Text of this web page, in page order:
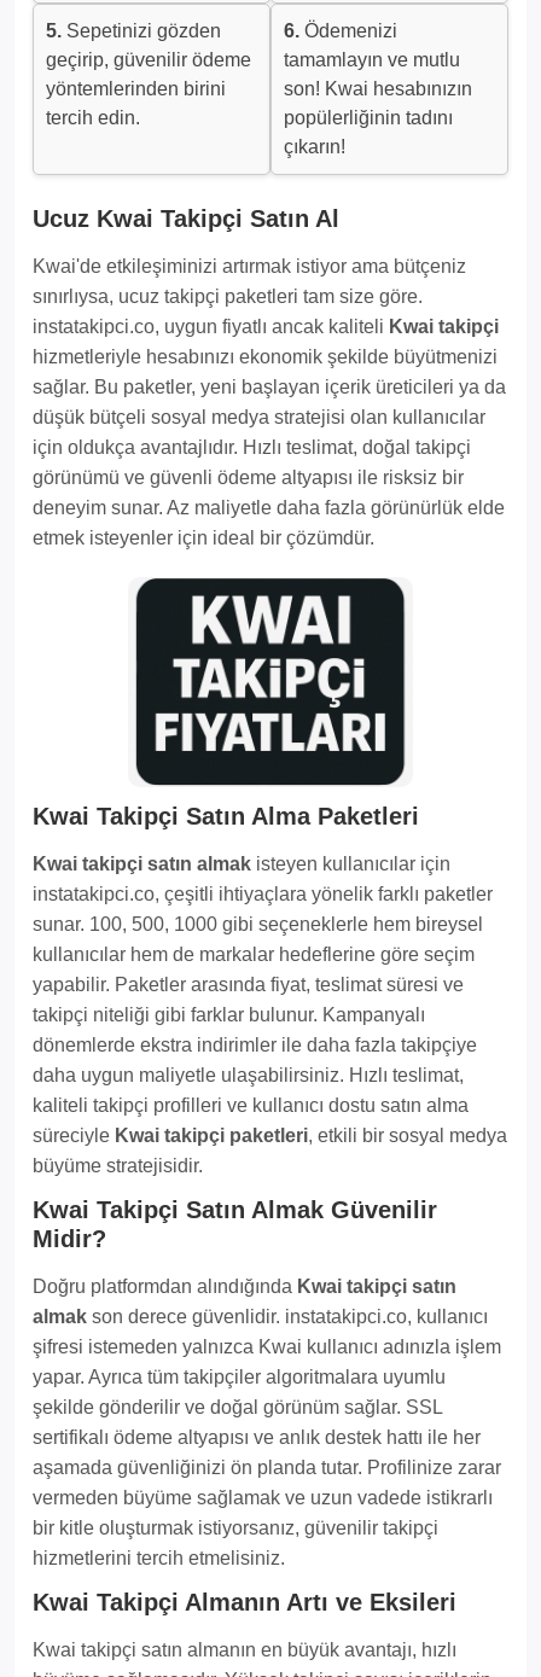
5. Sepetinizi gözden
geçirip, güvenilir ödeme
yöntemlerinden birini
tercih edin.
6. Ödemenizi
tamamlayın ve mutlu
son! Kwai hesabınızın
popülerliğinin tadını
çıkarın!
Ucuz Kwai Takipçi Satın Al
Kwai'de etkileşiminizi artırmak istiyor ama bütçeniz
sınırlıysa, ucuz takipçi paketleri tam size göre.
instatakipci.co, uygun fiyatlı ancak kaliteli Kwai takipçi
hizmetleriyle hesabınızı ekonomik şekilde büyütmenizi
sağlar. Bu paketler, yeni başlayan içerik üreticileri ya da
düşük bütçeli sosyal medya stratejisi olan kullanıcılar
için oldukça avantajlıdır. Hızlı teslimat, doğal takipçi
görünümü ve güvenli ödeme altyapısı ile risksiz bir
deneyim sunar. Az maliyetle daha fazla görünürlük elde
etmek isteyenler için ideal bir çözümdür.
Kwai Takipçi Satın Alma Paketleri
Kwai takipçi satın almak isteyen kullanıcılar için
instatakipci.co, çeşitli ihtiyaçlara yönelik farklı paketler
sunar. 100, 500, 1000 gibi seçeneklerle hem bireysel
kullanıcılar hem de markalar hedeflerine göre seçim
yapabilir. Paketler arasında fiyat, teslimat süresi ve
takipçi niteliği gibi farklar bulunur. Kampanyalı
dönemlerde ekstra indirimler ile daha fazla takipçiye
daha uygun maliyetle ulaşabilirsiniz. Hızlı teslimat,
kaliteli takipçi profilleri ve kullanıcı dostu satın alma
süreciyle Kwai takipçi paketleri, etkili bir sosyal medya
büyüme stratejisidir.
Kwai Takipçi Satın Almak Güvenilir
Midir?
Doğru platformdan alındığında Kwai takipçi satın
almak son derece güvenlidir. instatakipci.co, kullanıcı
şifresi istemeden yalnızca Kwai kullanıcı adınızla işlem
yapar. Ayrıca tüm takipçiler algoritmalara uyumlu
şekilde gönderilir ve doğal görünüm sağlar. SSL
sertifikalı ödeme altyapısı ve anlık destek hattı ile her
aşamada güvenliğinizi ön planda tutar. Profilinize zarar
vermeden büyüme sağlamak ve uzun vadede istikrarlı
bir kitle oluşturmak istiyorsanız, güvenilir takipçi
hizmetlerini tercih etmelisiniz.
Kwai Takipçi Almanın Artı ve Eksileri
Kwai takipçi satın almanın en büyük avantajı, hızlı